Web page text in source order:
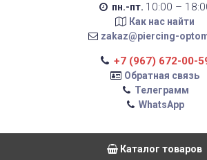
пн.-пт. 10:00 –
Как нас найти
zakaz@piercing-
+7 (967) 672-00-
Обратная связь
Телеграмм
WhatsApp
Каталог товаров